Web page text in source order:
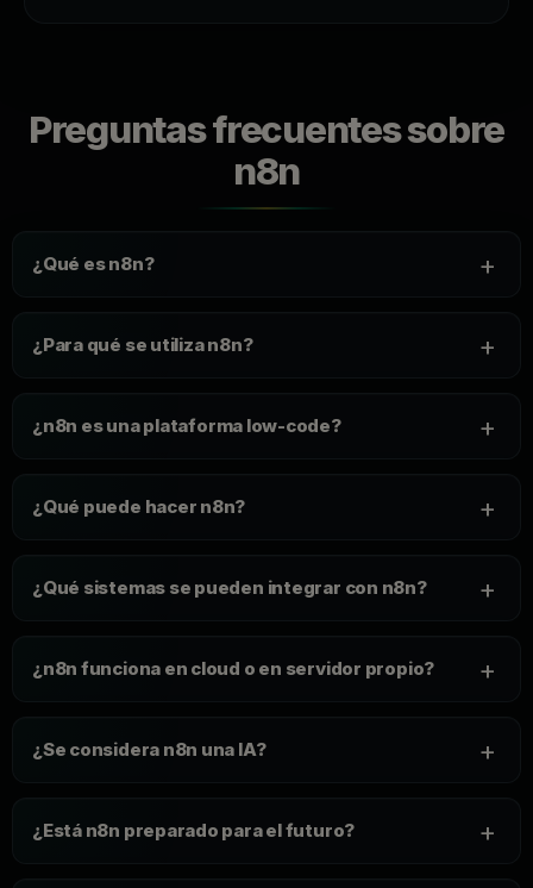
Preguntas frecuentes sobre
n8n
¿Qué es n8n? +
¿Para qué se utiliza n8n? +
¿n8n es una plataforma low-code? +
¿Qué puede hacer n8n? +
¿Qué sistemas se pueden integrar con n8n? +
¿n8n funciona en cloud o en servidor propio? +
¿Se considera n8n una IA? +
¿Está n8n preparado para el futuro? +